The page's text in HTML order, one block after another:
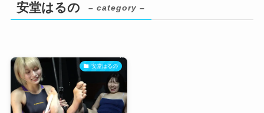
安堂はるの – category –
安堂はるの